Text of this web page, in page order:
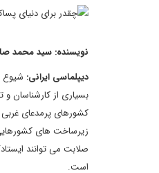
نویسنده: سید محمد
دیپلماسی ایرانی: شیوع
بسیاری از کارشناسان
کشورهای پرمدعای غربی
زیرساخت های کشورهایی
صلابت می توانند
است.